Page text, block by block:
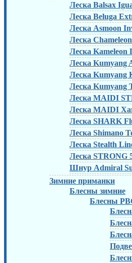
Леска Balsax
Леска Beluga
Леска Asmoon
Леска
Леска Kameleon
Леска Kumyang
Леска Kumyang
Леска Kumyang
Леска MAIDI
Леска MAIDI
Леска SHARK
Леска Shimano
Леска Stealth
Леска STRONG
Шнур Admiral
Зимние приманки
Блесны зимние
Блесны